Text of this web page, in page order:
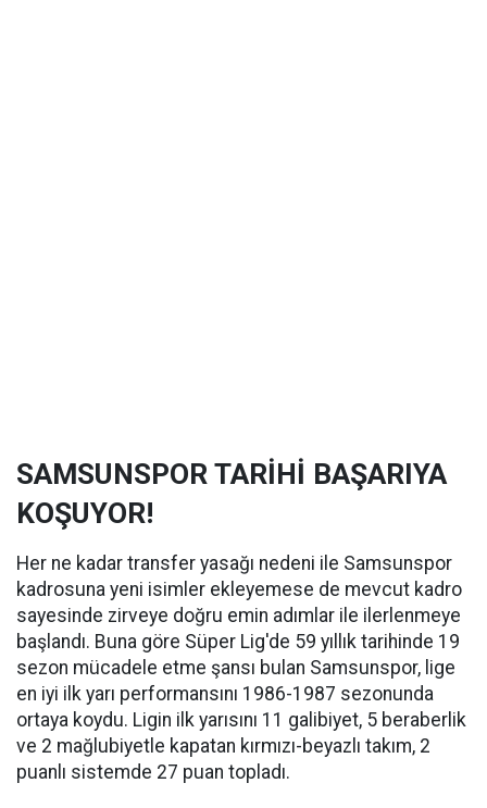
SAMSUNSPOR TARİHİ BAŞARIYA
KOŞUYOR!
Her ne kadar transfer yasağı nedeni ile Samsunspor
kadrosuna yeni isimler ekleyemese de mevcut kadro
sayesinde zirveye doğru emin adımlar ile ilerlenmeye
başlandı. Buna göre Süper Lig'de 59 yıllık tarihinde 19
sezon mücadele etme şansı bulan Samsunspor, lige
en iyi ilk yarı performansını 1986-1987 sezonunda
ortaya koydu. Ligin ilk yarısını 11 galibiyet, 5 beraberlik
ve 2 mağlubiyetle kapatan kırmızı-beyazlı takım, 2
puanlı sistemde 27 puan topladı.